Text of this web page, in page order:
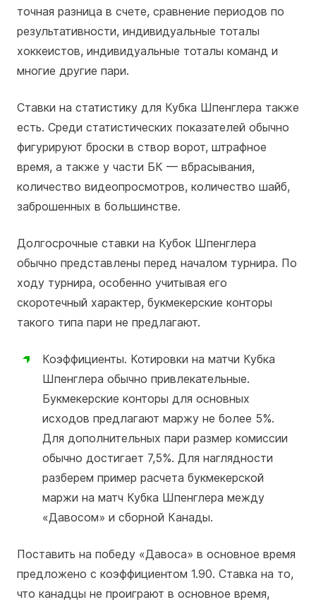
точная разница в счете, сравнение периодов по
результативности, индивидуальные тоталы
хоккеистов, индивидуальные тоталы команд и
многие другие пари.
Ставки на статистику для Кубка Шпенглера также
есть. Среди статистических показателей обычно
фигурируют броски в створ ворот, штрафное
время, а также у части БК — вбрасывания,
количество видеопросмотров, количество шайб,
заброшенных в большинстве.
Долгосрочные ставки на Кубок Шпенглера
обычно представлены перед началом турнира. По
ходу турнира, особенно учитывая его
скоротечный характер, букмекерские конторы
такого типа пари не предлагают.
Коэффициенты. Котировки на матчи Кубка
Шпенглера обычно привлекательные.
Букмекерские конторы для основных
исходов предлагают маржу не более 5%.
Для дополнительных пари размер комиссии
обычно достигает 7,5%. Для наглядности
разберем пример расчета букмекерской
маржи на матч Кубка Шпенглера между
«Давосом» и сборной Канады.
Поставить на победу «Давоса» в основное время
предложено с коэффициентом 1.90. Ставка на то,
что канадцы не проиграют в основное время,